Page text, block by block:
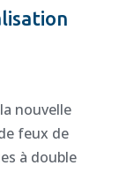
nouvelle
feux de
à double